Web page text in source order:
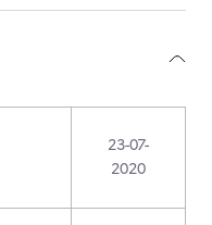
23-07-
2020